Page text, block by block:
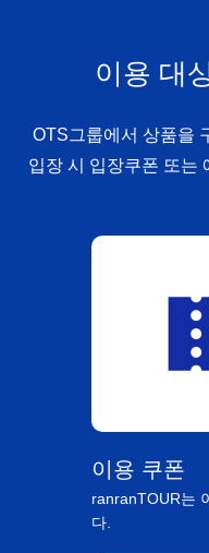
이용 대
OTS그룹에서 상품을
입장 시 입장쿠폰 또는
이용 쿠폰
ranranTOUR는
다.